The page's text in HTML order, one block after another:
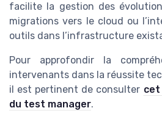
facilite la gestion des
migrations vers le cloud ou
outils dans l’infrastructure
Pour approfondir la
intervenants dans la réussite
il est pertinent de consulter cet
du test manager.